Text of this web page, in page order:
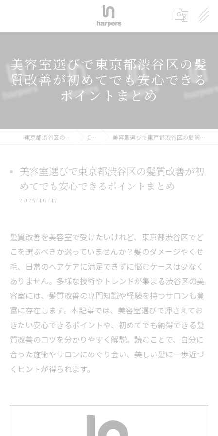
美容室選びで東京都渋谷区の髪
質改善が初めてでも安心できる
ポイントまとめ
東京都渋谷区の美容室ならharpers 渋谷 COLUMN 美容室選びで東京都渋谷区の髪質改善が初めてでも安心できるポイントまとめ
美容室選びで東京都渋谷区の髪質改善が初
めてでも安心できるポイントまとめ
2025/10/17
髪質改善を美容室で受けたいけれど、東京都渋谷区でど
こを選ぶべきか迷っていませんか？髪のダメージやくせ
毛、日常のヘアケアに満足できずに悩むケースは少なく
ありません。多様な技術やトレンドが集まる渋谷区の美
容室には、髪質改善の専門知識や経験を持つサロンも豊
富に存在します。本記事では、美容室選びで押さえてお
きたい安心できるポイントや、初めてでも納得できる髪
質改善のコツを分かりやすく解説。読むことで、自分に
合った施術やサロンにめぐり会い、美しい髪に一歩近づ
くヒントが得られます。